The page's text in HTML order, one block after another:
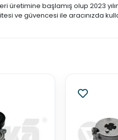
üretimine başlamış olup 2023
ve güvencesi ile aracınızda